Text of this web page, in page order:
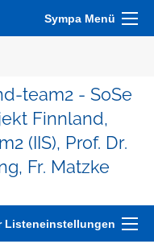
Sympa Menü
team2 - SoSe
Finnland,
(IIS), Prof. Dr.
Fr. Matzke
Listeneinstellungen